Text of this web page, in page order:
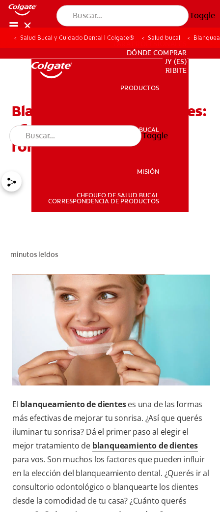
Toggle
SALUD BUCAL
PARA PROFESIONALES
PARA PROFESIONALES
DÓNDE COMPRAR
UY (ES)
SUSCRIBITE
PRODUCTOS
SALUD BUCAL
MISIÓN
CHEQUEO DE SALUD BUCAL
CORRESPONDENCIA DE PRODUCTOS
Toggle
Salud Bucal y Cuidado Dental | Colgate® Salud bucal
Blanqueamiento de dientes:
¿Cuáles son las mejores
formas?
minutos leídos
El blanqueamiento de dienteses una de las formas
más efectivas de mejorar tu sonrisa. ¿Así que querés
iluminar tu sonrisa? Dá el primer paso al elegir el
mejor tratamiento de blanqueamiento de dientes
para vos. Son muchos los factores que pueden influir
en la elección del blanqueamiento dental. ¿Querés ir al
consultorio odontológico o blanquearte los dientes
desde la comodidad de tu casa? ¿Cuánto querés